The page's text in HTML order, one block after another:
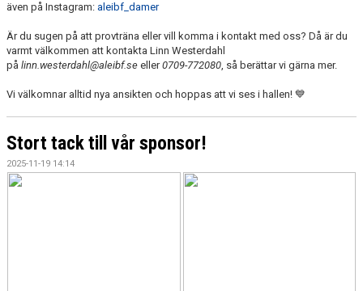
även på Instagram: aleibf_damer
Är du sugen på att provträna eller vill komma i kontakt med oss? Då är du
varmt välkommen att kontakta Linn Westerdahl
på linn.westerdahl@aleibf.se eller0709-772080, så berättar vi gärna mer.
Vi välkomnar alltid nya ansikten och hoppas att vi ses i hallen! 💙
Stort tack till vår sponsor!
2025-11-19 14:14